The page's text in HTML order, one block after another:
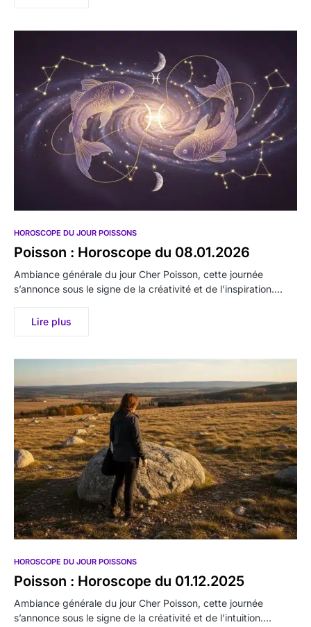
HOROSCOPE DU JOUR POISSONS
Poisson : Horoscope du 08.01.2026
Ambiance générale du jour Cher Poisson, cette journée
s’annonce sous le signe de la créativité et de l’inspiration.…
Lire plus
HOROSCOPE DU JOUR POISSONS
Poisson : Horoscope du 01.12.2025
Ambiance générale du jour Cher Poisson, cette journée
s’annonce sous le signe de la créativité et de l’intuition.…